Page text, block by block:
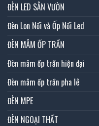
ĐÈN LED SÂN VƯỜN
Đèn Lon Nổi và Ốp Nổi Led
ĐÈN MÂM ỐP TRẦN
Đèn mâm ốp trần hiện đại
Đèn mâm ốp trần pha lê
ĐÈN MPE
ĐÈN NGOẠI THẤT